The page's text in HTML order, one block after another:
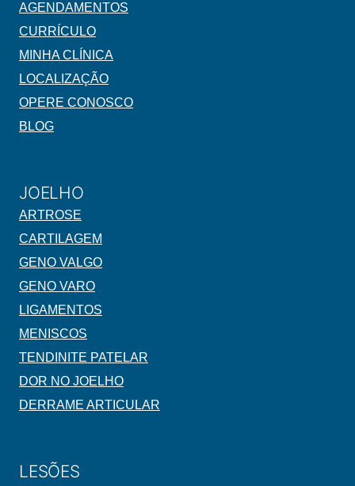
AGENDAMENTOS
CURRÍCULO
MINHA CLÍNICA
LOCALIZAÇÃO
OPERE CONOSCO
BLOG
JOELHO
ARTROSE
CARTILAGEM
GENO VALGO
GENO VARO
LIGAMENTOS
MENISCOS
TENDINITE PATELAR
DOR NO JOELHO
DERRAME ARTICULAR
LESÕES